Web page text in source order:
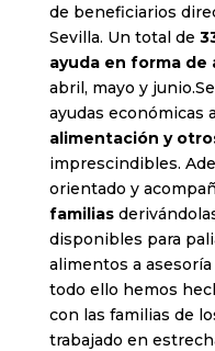
de beneficiarios
Sevilla. Un total de
ayuda en forma de
abril, mayo y junio.
ayudas económicas a
alimentación y
imprescindibles.
orientado y
familias
disponibles para
alimentos a
todo ello hemos
con las familias de
trabajado en